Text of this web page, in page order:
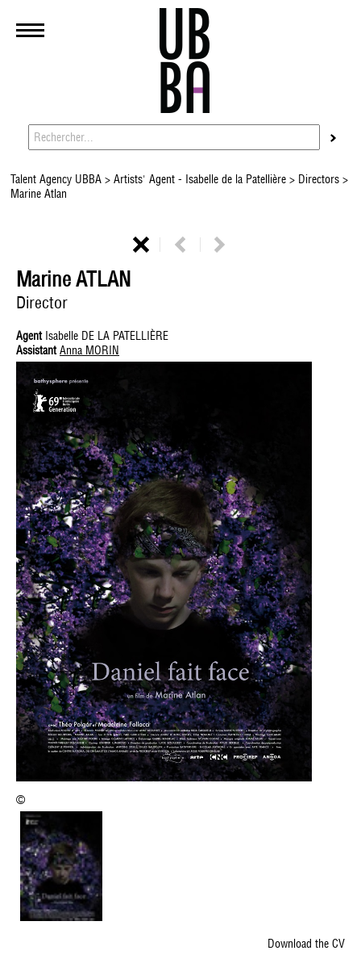
Talent Agency UBBA>Artists' Agent - Isabelle de la Patellière > Directors>
Marine Atlan
Marine ATLAN
Director
Agent Isabelle DE LA PATELLIÈRE
AssistantAnna MORIN
©
Download the CV